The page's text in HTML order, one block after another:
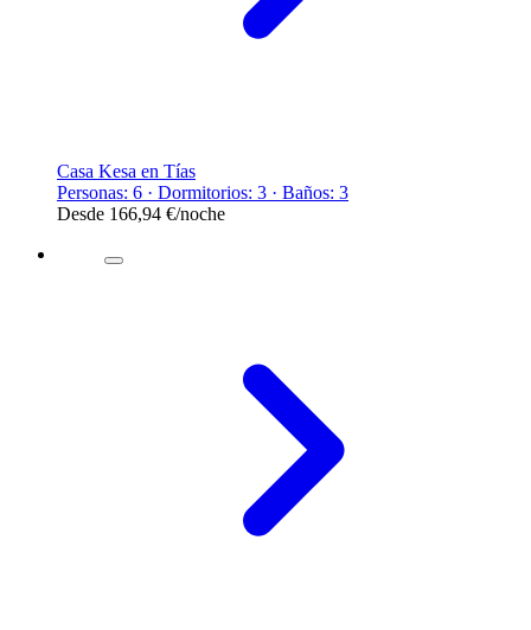
Casa Kesa en Tías
Personas: 6 · Dormitorios: 3 · Baños: 3
Desde 166,94 €/noche